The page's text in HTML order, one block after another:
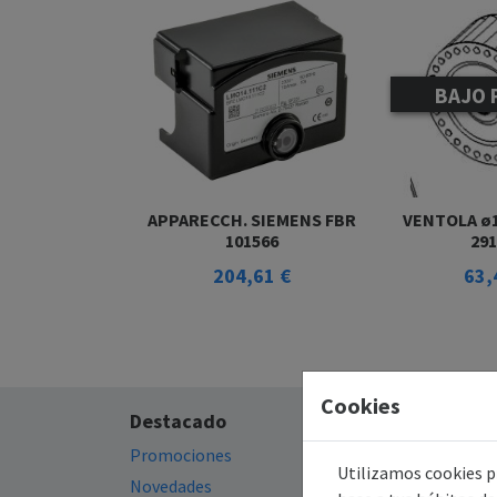
APPARECCH. SIEMENS FBR
101566
204,61 €
BAJO
VENTOLA
Destacado
Promociones
Novedades
Información
Política de cookies
Cookies
Utilizamos cookies